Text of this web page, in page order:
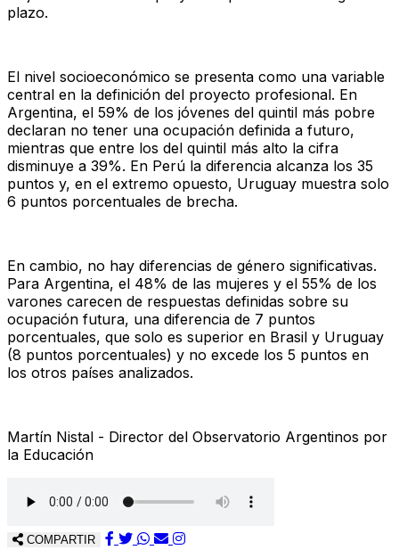
plazo.
El nivel socioeconómico se presenta como una variable
central en la definición del proyecto profesional. En
Argentina, el 59% de los jóvenes del quintil más pobre
declaran no tener una ocupación definida a futuro,
mientras que entre los del quintil más alto la cifra
disminuye a 39%. En Perú la diferencia alcanza los 35
puntos y, en el extremo opuesto, Uruguay muestra solo
6 puntos porcentuales de brecha.
En cambio, no hay diferencias de género significativas.
Para Argentina, el 48% de las mujeres y el 55% de los
varones carecen de respuestas definidas sobre su
ocupación futura, una diferencia de 7 puntos
porcentuales, que solo es superior en Brasil y Uruguay
(8 puntos porcentuales) y no excede los 5 puntos en
los otros países analizados.
Martín Nistal - Director del Observatorio Argentinos por
la Educación
COMPARTIR